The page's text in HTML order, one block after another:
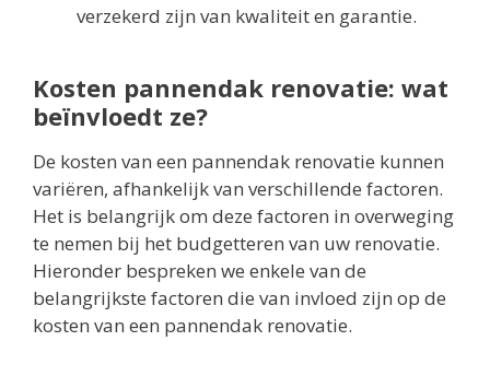
verzekerd zijn van kwaliteit en garantie.
Kosten pannendak renovatie: wat
beïnvloedt ze?
De kosten van een pannendak renovatie kunnen
variëren, afhankelijk van verschillende factoren.
Het is belangrijk om deze factoren in overweging
te nemen bij het budgetteren van uw renovatie.
Hieronder bespreken we enkele van de
belangrijkste factoren die van invloed zijn op de
kosten van een pannendak renovatie.